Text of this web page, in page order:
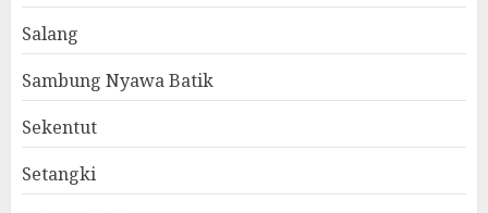
Salang
Sambung Nyawa Batik
Sekentut
Setangki